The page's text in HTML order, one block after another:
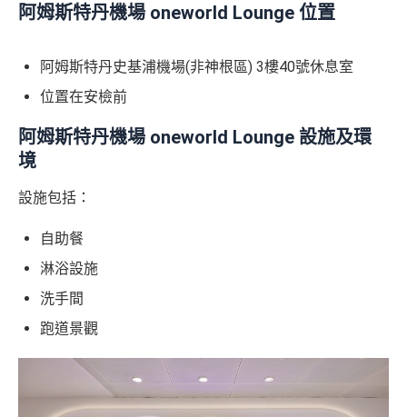
阿姆斯特丹機場 oneworld Lounge 位置
阿姆斯特丹史基浦機場(非神根區) 3樓40號休息室
位置在安檢前
阿姆斯特丹機場 oneworld Lounge 設施及環
境
設施包括：
自助餐
淋浴設施
洗手間
跑道景觀